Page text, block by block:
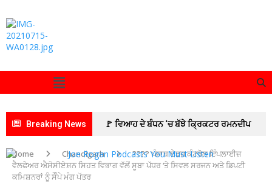
Breaking News 🚩 ਵਿਆਹ ਦੇ ਬੰਧਨ ‘ਚ ਬੱਝੇ ਕ੍ਰਿਕਟਰ ਰਮਨਦੀਪ
ਸਿੰਘ ਅਤੇ ਅਦਾਕਾਰਾ ਚਾਰਲੀ ਚੌਹਾਨ 🚩 ਆਰਮੀ
ਰਿਕਰੂਟਮੈਂਟ ਦਫ਼ਤਰ ਪਟਿਆਲਾ ਵੱਲੋਂ ਜ਼ੋਨਲ ਰਿਕਰੂਟਮੈਂਟ
Home Chandigarh
???? ਪੰਜਾਬ ਏਡਜ਼ ਕੰਟਰੋਲ ਇੰਪਲਾਈਜ਼
ਵੈਲਫੇਅਰ ਐਸੋਸੀਏਸ਼ਨ ਸਿਹਤ ਵਿਭਾਗ ਵੱਲੋਂ ਸੂਬਾ ਪੱਧਰ ‘ਤੇ ਸਿਵਲ ਸਰਜਨ ਅਤੇ ਡਿਪਟੀ
ਕਮਿਸ਼ਨਰਾਂ ਨੂੰ ਸੌੰਪੇ ਮੰਗ ਪੱਤਰ